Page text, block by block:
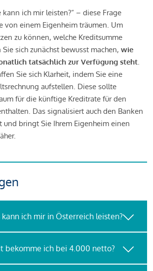
ich mir leisten?“ – diese Frage
von einem Eigenheim träumen. Um
zu können, welche Kreditsumme
sich zunächst bewusst machen, wie
tatsächlich zur Verfügung steht.
Sie sich Klarheit, indem Sie eine
aufstellen. Diese sollte
für die künftige Kreditrate für den
Das signalisiert auch den Banken
bringt Sie Ihrem Eigenheim einen
ich mir in Österreich leisten?
bekomme ich bei 4.000 netto?